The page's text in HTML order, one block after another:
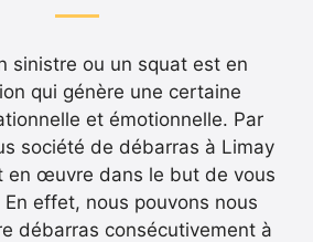
sinistre ou un squat est en
qui génère une certaine
et émotionnelle. Par
société de débarras à Limay
en œuvre dans le but de vous
effet, nous pouvons nous
débarras consécutivement à